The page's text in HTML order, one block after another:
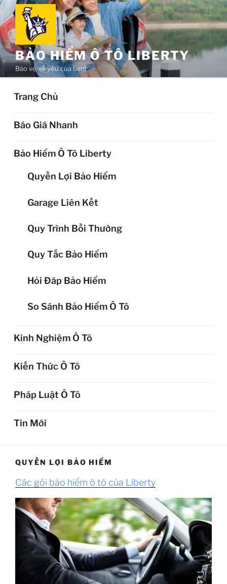
Chuyển
đến
phần
nội
dungBẢO HIỂM Ô TÔ LIBERTY
Bảo vệ xế yêu của bạn!
Trang Chủ
Báo Giá Nhanh
Bảo Hiểm Ô Tô Liberty
Quyền Lợi Bảo Hiểm
Garage Liên Kết
Quy Trình Bồi Thường
Quy Tắc Bảo Hiểm
Hỏi Đáp Bảo Hiểm
So Sánh Bảo Hiểm Ô Tô
Kinh Nghiệm Ô Tô
Kiến Thức Ô Tô
Pháp Luật Ô Tô
Tin Mới
QUYỀN LỢI BẢO HIỂM
Các gói bảo hiểm ô tô của Liberty